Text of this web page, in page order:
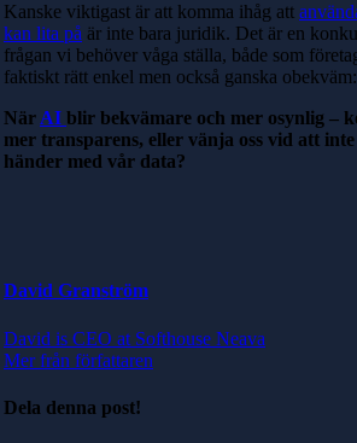
Kanske viktigast är att komma ihåg att
kan lita på är inte bara juridik. Det är en
frågan vi behöver våga ställa, både som
faktiskt rätt enkel men också ganska obekväm:
När AI blir bekvämare och mer osynlig –
mer transparens, eller vänja oss vid att
händer med vår data?
David Granström
David is CEO at Softhouse Neava
Mer från författaren
Dela denna post!